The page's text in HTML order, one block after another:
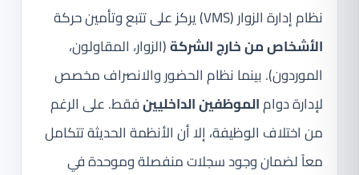
نظام إدارة الزوار (VMS) يركز على تتبع وتأمين حركة
الأشخاص من خارج الشركة(الزوار، المقاولون،
الموردون). بينما نظام الحضور والانصراف مخصص
لإدارة دوامالموظفين الداخليينفقط. على الرغم
من اختلاف الوظيفة، إلا أن الأنظمة الحديثة تتكامل
معاً لضمان وجود سجلات منفصلة وموحدة في